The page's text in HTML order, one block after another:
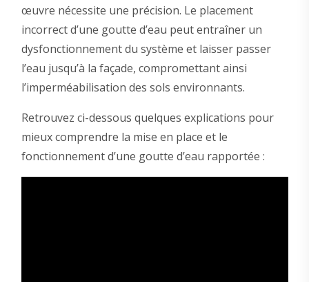
œuvre nécessite une précision. Le placement
incorrect d’une goutte d’eau peut entraîner un
dysfonctionnement du système et laisser passer
l’eau jusqu’à la façade, compromettant ainsi
l’imperméabilisation des sols environnants.
Retrouvez ci-dessous quelques explications pour
mieux comprendre la mise en place et le
fonctionnement d’une goutte d’eau rapportée :